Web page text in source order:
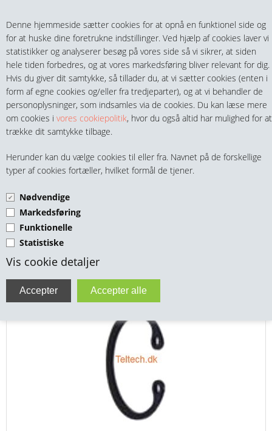
Denne hjemmeside sætter cookies for at opnå en funktionel side og
for at huske dine foretrukne indstillinger. Ved hjælp af cookies laver vi
statistikker og analyserer besøg på vores side så vi sikrer, at siden
hele tiden forbedres, og at vores markedsføring bliver relevant for dig.
Hvis du giver dit samtykke, så tillader du, at vi sætter cookies (enten i
form af egne cookies og/eller fra tredjeparter), og at vi behandler de
personoplysninger, som indsamles via de cookies. Du kan læse mere
om cookies i vores cookiepolitik, hvor du også altid har mulighed for at
trække dit samtykke tilbage.
Herunder kan du vælge cookies til eller fra. Navnet på de forskellige
typer af cookies fortæller, hvilket formål de tjener.
Nødvendige
Markedsføring
Funktionelle
Statistiske
Vis cookie detaljer
Teltech.dk 0 vare(r) i kurven
0,00 DKK
MENU
HANER & VENTILER
SLANGER, KOBLINGER & TILBEHØR
RØR & TILBEHØR
TEKNIK & AUTOMATIK
VA FITTINGS & VENTILER
ENTREPENØRARBEJDE- & UDSTYR
SEEGERRINGE-LÅSERINGE
TIL INDVENDIG
MONTERING DIN 472 SORT
Låsering-Seegerring Ø12 Indvendig DIN 472